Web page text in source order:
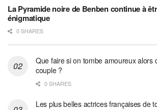
La Pyramide noire de Benben continue à
énigmatique
0 SHARES
Que faire si on tombe amoureux alors
couple ?
0 SHARES
Les plus belles actrices françaises de